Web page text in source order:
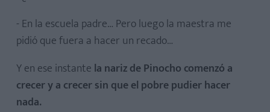
- En la escuela padre… Pero luego la maestra me
pidió que fuera a hacer un recado…
Y en ese instante la nariz de Pinocho comenzó a
crecer y a crecer sin que el pobre pudier hacer
nada.